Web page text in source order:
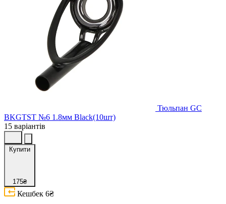
Тюльпан GC
BKGTST №6 1.8мм Black(10шт)
15 варіантів
Купити
175₴
Кешбек 6₴